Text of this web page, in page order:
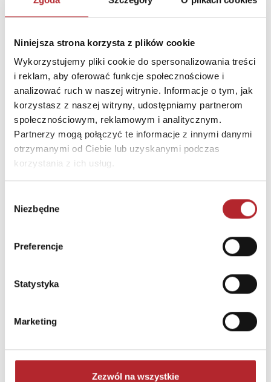
Niniejsza strona korzysta z plików cookie
Wykorzystujemy pliki cookie do spersonalizowania treści
i reklam, aby oferować funkcje społecznościowe i
analizować ruch w naszej witrynie. Informacje o tym, jak
korzystasz z naszej witryny, udostępniamy partnerom
społecznościowym, reklamowym i analitycznym.
Partnerzy mogą połączyć te informacje z innymi danymi
otrzymanymi od Ciebie lub uzyskanymi podczas
korzystania z ich usług.
zgody
Niezbędne
Preferencje
Statystyka
Marketing
Zezwól na wszystkie
Kierus Sp. Komandytowa
Polskiego 6
Kod pocztowy
15-111
Miasto
Białystok
E-mail
handlowy@wydawnictwo
kobiece.pl
INNI KLIENCI KUPOWALI